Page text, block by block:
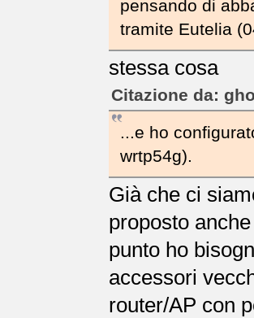
pensando di
tramite Eutelia
stessa cosa
Citazione da:
...e ho
wrtp54g).
Già che ci
proposto
punto ho
accessori
router/AP con